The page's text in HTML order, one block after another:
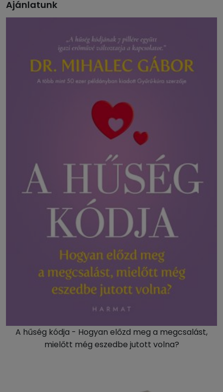
Ajánlatunk
A hűség kódja - Hogyan előzd meg a megcsalást,
mielőtt még eszedbe jutott volna?